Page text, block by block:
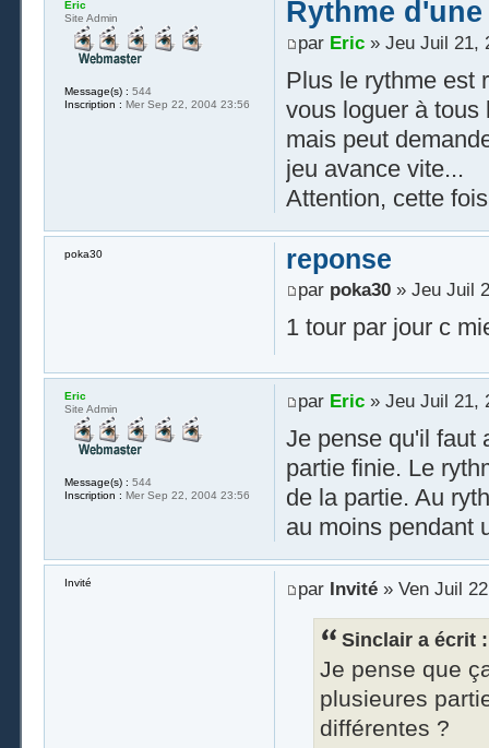
Rythme
par Eric» Jeu Juil 21,
Plus le rythme est
vous loguer à tous
mais peut
jeu avance vite...
Attention, cette
Eric
Site Admin
Message(s) : 544
Inscription : Mer Sep 22, 2004 23:56
reponse
par poka30» Jeu Juil
1 tour par jour c
poka30
par Eric» Jeu Juil 21,
Je pense qu'il faut
partie finie. Le
de la partie. Au
au moins pendant
Eric
Site Admin
Message(s) : 544
Inscription : Mer Sep 22, 2004 23:56
par Invité» Ven Juil
Sinclair a écrit :
Je pense que
plusieures
différentes ?
Invité